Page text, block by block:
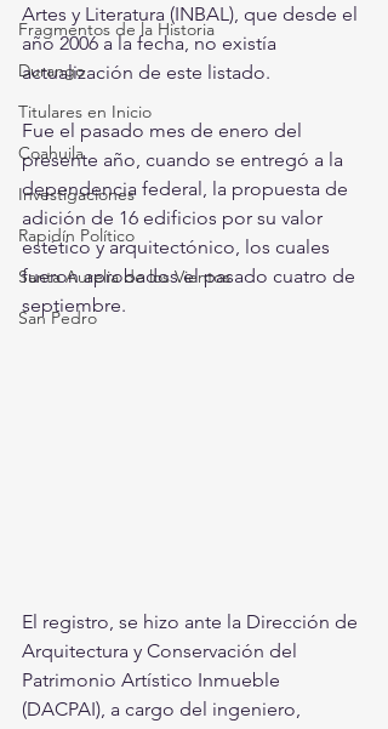
Fragmentos de la Historia
Durango
Titulares en Inicio
Coahuila
Investigaciones
Rapidín Político
Santa Aurelia de los Vientos
San Pedro
Artes y Literatura (INBAL), que desde el
año 2006 a la fecha, no existía
actualización de este listado.
Fue el pasado mes de enero del
presente año, cuando se entregó a la
dependencia federal, la propuesta de
adición de 16 edificios por su valor
estético y arquitectónico, los cuales
fueron aprobados el pasado cuatro de
septiembre.
El registro, se hizo ante la Dirección de
Arquitectura y Conservación del
Patrimonio Artístico Inmueble
(DACPAI), a cargo del ingeniero,